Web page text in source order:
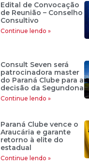
Edital de Convocação
de Reunião – Conselho
Consultivo
Continue lendo »
Consult Seven será
patrocinadora master
do Paraná Clube para a
decisão da Segundona
Continue lendo »
Paraná Clube vence o
Araucária e garante
retorno à elite do
estadual
Continue lendo »